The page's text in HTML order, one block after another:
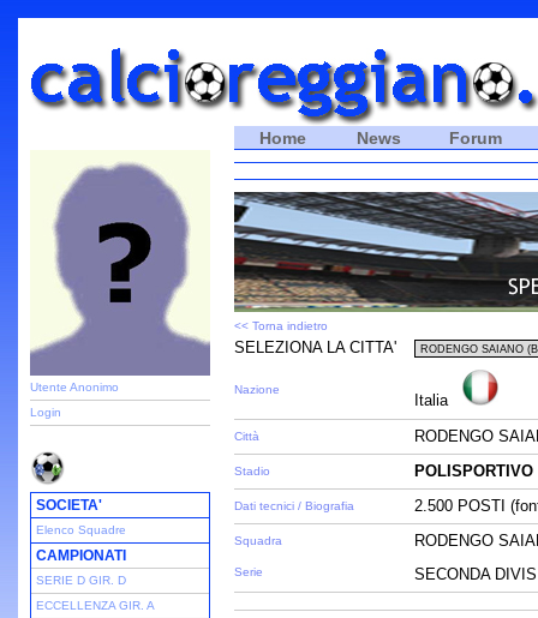
Utente Anonimo
Login
SOCIETA'
Elenco Squadre
CAMPIONATI
SERIE D GIR. D
ECCELLENZA GIR. A
Home News Forum
<< Torna indietro
SELEZIONA LA CITTA'
Nazione
Italia
Città RODENGO
Stadio
Dati tecnici / Biografia 2.500 POSTI
Squadra
Serie
RODENGO
SECONDA